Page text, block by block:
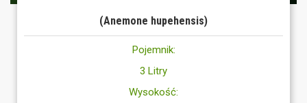
(Anemone hupehensis)
Pojemnik:
3 Litry
Wysokość: